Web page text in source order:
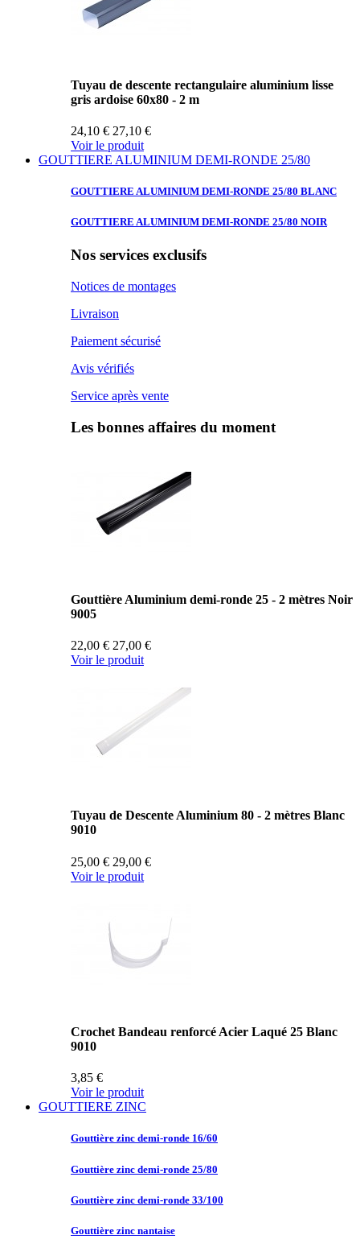
Tuyau de descente rectangulaire aluminium lisse
gris ardoise 60x80 - 2 m
24,10 € 27,10 €
Voir le produit
GOUTTIERE ALUMINIUM DEMI-RONDE 25/80
GOUTTIERE ALUMINIUM DEMI-RONDE 25/80 BLANC
GOUTTIERE ALUMINIUM DEMI-RONDE 25/80 NOIR
Nos services exclusifs
Notices de montages
Livraison
Paiement sécurisé
Avis vérifiés
Service après vente
Les bonnes affaires du moment
Gouttière Aluminium demi-ronde 25 - 2 mètres Noir
9005
22,00 € 27,00 €
Voir le produit
Tuyau de Descente Aluminium 80 - 2 mètres Blanc
9010
25,00 € 29,00 €
Voir le produit
Crochet Bandeau renforcé Acier Laqué 25 Blanc
9010
3,85 €
Voir le produit
GOUTTIERE ZINC
Gouttière zinc demi-ronde 16/60
Gouttière zinc demi-ronde 25/80
Gouttière zinc demi-ronde 33/100
Gouttière zinc nantaise